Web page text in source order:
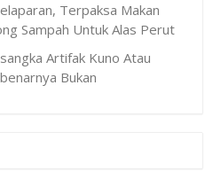
Terpaksa Makan
Sampah Untuk Alas Perut
Artifak Kuno Atau
Bukan